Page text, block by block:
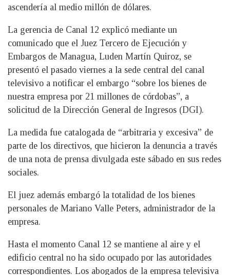
ascendería al medio millón de dólares.
La gerencia de Canal 12 explicó mediante un
comunicado que el Juez Tercero de Ejecución y
Embargos de Managua, Luden Martín Quiroz, se
presentó el pasado viernes a la sede central del canal
televisivo a notificar el embargo “sobre los bienes de
nuestra empresa por 21 millones de córdobas”, a
solicitud de la Dirección General de Ingresos (DGI).
La medida fue catalogada de “arbitraria y excesiva” de
parte de los directivos, que hicieron la denuncia a través
de una nota de prensa divulgada este sábado en sus redes
sociales.
El juez además embargó la totalidad de los bienes
personales de Mariano Valle Peters, administrador de la
empresa.
Hasta el momento Canal 12 se mantiene al aire y el
edificio central no ha sido ocupado por las autoridades
correspondientes. Los abogados de la empresa televisiva